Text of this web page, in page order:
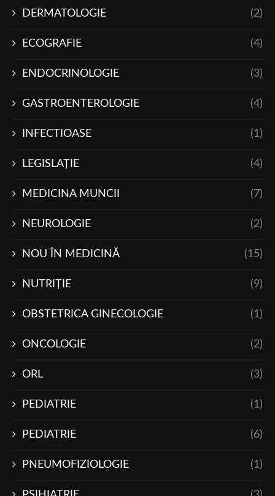
DERMATOLOGIE (2)
ECOGRAFIE (4)
ENDOCRINOLOGIE (3)
GASTROENTEROLOGIE (4)
INFECTIOASE (1)
LEGISLAŢIE (4)
MEDICINA MUNCII (7)
NEUROLOGIE (2)
NOU ÎN MEDICINĂ (15)
NUTRIŢIE (9)
OBSTETRICA GINECOLOGIE (1)
ONCOLOGIE (2)
ORL (3)
PEDIATRIE (1)
PEDIATRIE (6)
PNEUMOFIZIOLOGIE (1)